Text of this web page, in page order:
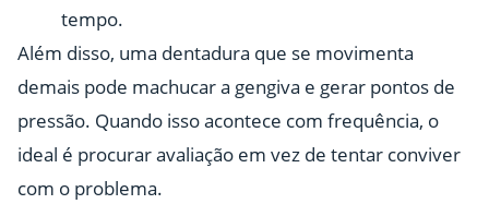
tempo.
Além disso, uma dentadura que se movimenta
demais pode machucar a gengiva e gerar pontos de
pressão. Quando isso acontece com frequência, o
ideal é procurar avaliação em vez de tentar conviver
com o problema.